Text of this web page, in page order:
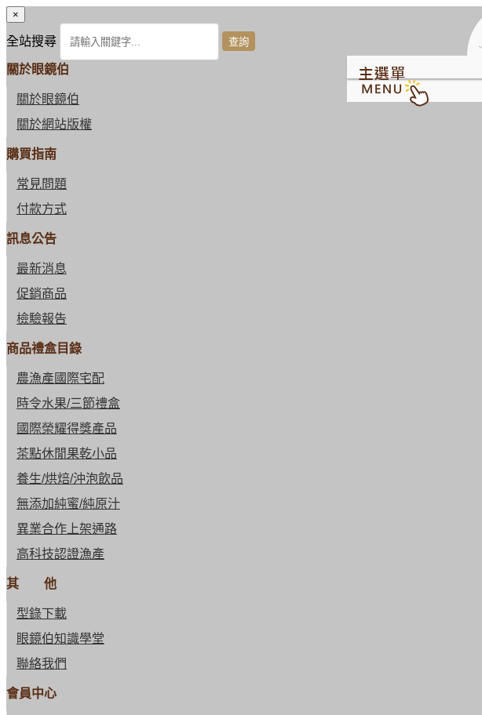
×
全站搜尋
關於眼鏡伯
關於眼鏡伯
關於網站版權
購買指南
常見問題
付款方式
訊息公告
最新消息
促銷商品
檢驗報告
商品禮盒目錄
農漁產國際宅配
時令水果/三節禮盒
國際榮耀得獎產品
茶點休閒果乾小品
養生/烘焙/沖泡飲品
無添加純蜜/純原汁
異業合作上架通路
高科技認證漁產
其 他
型錄下載
眼鏡伯知識學堂
聯絡我們
會員中心